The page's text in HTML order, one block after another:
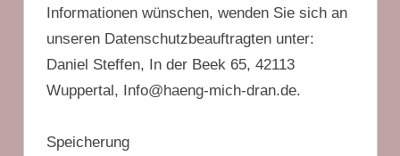
Informationen wünschen, wenden Sie sich an
unseren Datenschutzbeauftragten unter:
Daniel Steffen, In der Beek 65, 42113
Wuppertal, Info@haeng-mich-dran.de.
Speicherung